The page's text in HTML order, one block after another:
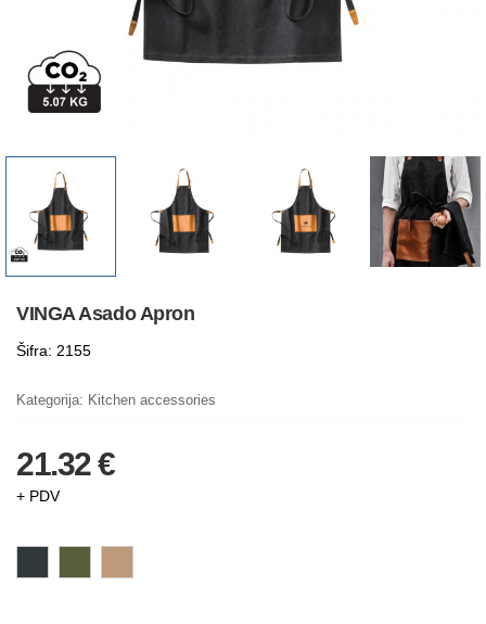
VINGA Asado Apron
Šifra: 2155
Kategorija: Kitchen accessories
21.32 €
+ PDV